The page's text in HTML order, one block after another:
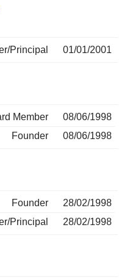
Principal 01/01/2001
Member
08/06/1998
Founder
08/06/1998
Founder
28/02/1998
Principal
28/02/1998